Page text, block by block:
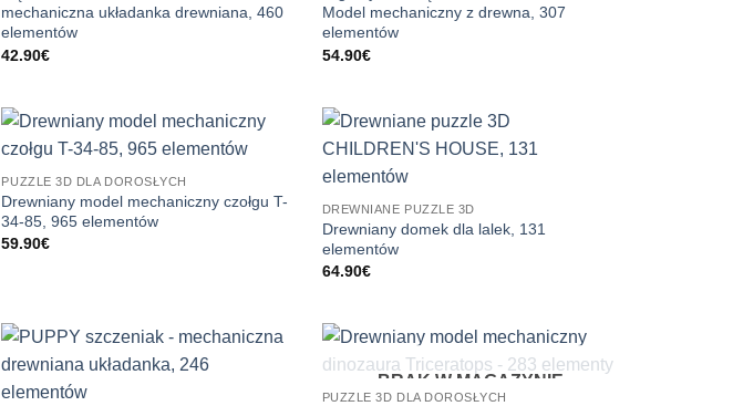
mechaniczna układanka drewniana, 460
elementów
42.90€
Model mechaniczny z drewna, 307
elementów
54.90€
PUZZLE 3D DLA DOROSŁYCH
Drewniany model mechaniczny czołgu T-
34-85, 965 elementów
59.90€
DREWNIANE PUZZLE 3D
Drewniany domek dla lalek, 131
elementów
64.90€
BRAK W MAGAZYNIE
PUZZLE 3D DLA DOROSŁYCH